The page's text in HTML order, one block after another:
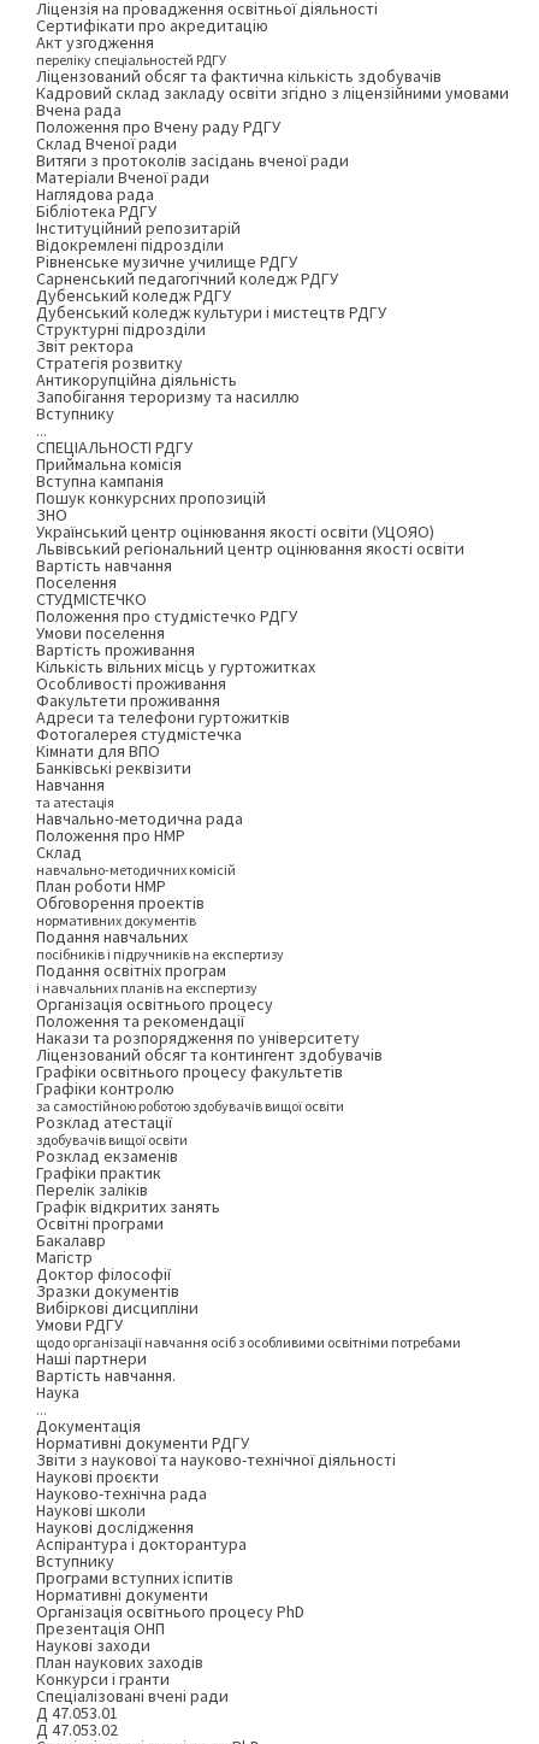
Ліцензія на провадження освітньої діяльності
Сертифікати про акредитацію
Акт узгодження
переліку спеціальностей РДГУ
Ліцензований обсяг та фактична кількість здобувачів
Кадровий склад закладу освіти згідно з ліцензійними умовами
Вчена рада
Положення про Вчену раду РДГУ
Склад Вченої ради
Витяги з протоколів засідань вченої ради
Матеріали Вченої ради
Наглядова рада
Бібліотека РДГУ
Інституційний репозитарій
Відокремлені підрозділи
Рівненське музичне училище РДГУ
Сарненський педагогічний коледж РДГУ
Дубенський коледж РДГУ
Дубенський коледж культури і мистецтв РДГУ
Структурні підрозділи
Звіт ректора
Стратегія розвитку
Антикорупційна діяльність
Запобігання тероризму та насиллю
Вступнику
...
СПЕЦІАЛЬНОСТІ РДГУ
Приймальна комісія
Вступна кампанія
Пошук конкурсних пропозицій
ЗНО
Український центр оцінювання якості освіти (УЦОЯО)
Львівський регіональний центр оцінювання якості освіти
Вартість навчання
Поселення
СТУДМІСТЕЧКО
Положення про студмістечко РДГУ
Умови поселення
Вартість проживання
Кількість вільних місць у гуртожитках
Особливості проживання
Факультети проживання
Адреси та телефони гуртожитків
Фотогалерея студмістечка
Кімнати для ВПО
Банківські реквізити
Навчання
та атестація
Навчально-методична рада
Положення про НМР
Склад
навчально-методичних комісій
План роботи НМР
Обговорення проектів
нормативних документів
Подання навчальних
посібників і підручників на експертизу
Подання освітніх програм
і навчальних планів на експертизу
Організація освітнього процесу
Положення та рекомендації
Накази та розпорядження по університету
Ліцензований обсяг та контингент здобувачів
Графіки освітнього процесу факультетів
Графіки контролю
за самостійною роботою здобувачів вищої освіти
Розклад атестації
здобувачів вищої освіти
Розклад екзаменів
Графіки практик
Перелік заліків
Графік відкритих занять
Освітні програми
Бакалавр
Магістр
Доктор філософії
Зразки документів
Вибіркові дисципліни
Умови РДГУ
щодо організації навчання осіб з особливими освітніми потребами
Наші партнери
Вартість навчання.
Наука
...
Документація
Нормативні документи РДГУ
Звіти з наукової та науково-технічної діяльності
Наукові проєкти
Науково-технічна рада
Наукові школи
Наукові дослідження
Аспірантура і докторантура
Вступнику
Програми вступних іспитів
Нормативні документи
Організація освітнього процесу PhD
Презентація ОНП
Наукові заходи
План наукових заходів
Конкурси і гранти
Спеціалізовані вчені ради
Д 47.053.01
Д 47.053.02